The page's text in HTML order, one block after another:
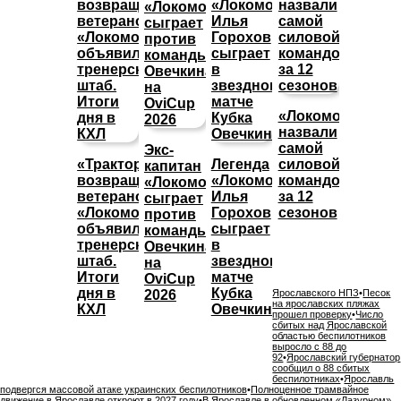
«Трактор»
возвращает
ветеранов,
«Локомотив»
объявил
тренерский
штаб.
Итоги
дня в
КХЛ
Экс-
капитан
«Локомотива»
сыграет
против
команды
Овечкина
на
OviCup
2026
Легенда
«Локомотива»
Илья
Горохов
сыграет
в
звездном
матче
Кубка
Овечкина
«Локомотив»
назвали
самой
силовой
командой
за 12
сезонов
Ярославского НПЗ•Песок
на ярославских пляжах
прошел проверку•Число
сбитых над Ярославской
областью беспилотников
выросло с 88 до
92•Ярославский губернатор
сообщил о 88 сбитых
беспилотниках•Ярославль
подвергся массовой атаке украинских беспилотников•Полноценное трамвайное